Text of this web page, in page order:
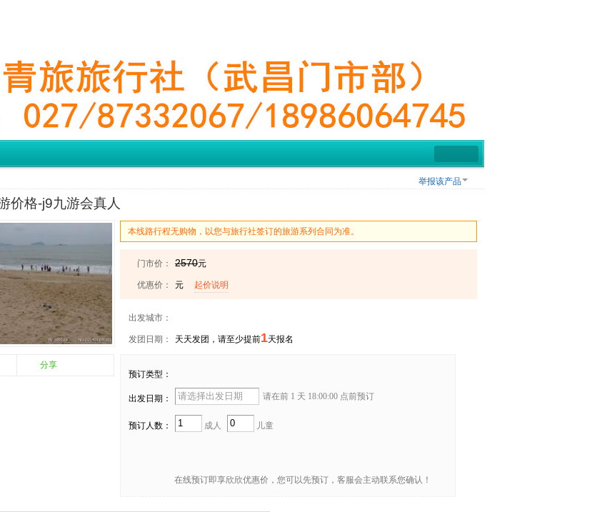
价格-j9九游会真人
分享
本线路行程无购物，以您与旅行社签订的旅游系列合同为准。
门市价： 2570元
优惠价： 元 起价说明
出发城市：
发团日期： 天天发团，请至少提前1天报名
预订类型：
出发日期： 请在前 1 天 18:00:00 点前预订
预订人数： 成人 儿童
在线预订即享欣欣优惠价，您可以先预订，客服会主动联系您确认！
举报该产品